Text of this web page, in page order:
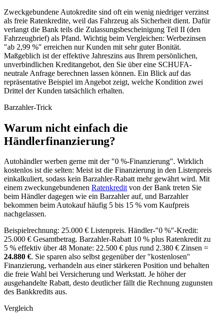
Zweckgebundene Autokredite sind oft ein wenig niedriger verzinst
als freie Ratenkredite, weil das Fahrzeug als Sicherheit dient. Dafür
verlangt die Bank teils die Zulassungsbescheinigung Teil II (den
Fahrzeugbrief) als Pfand. Wichtig beim Vergleichen: Werbezinsen
"ab 2,99 %" erreichen nur Kunden mit sehr guter Bonität.
Maßgeblich ist der effektive Jahreszins aus Ihrem persönlichen,
unverbindlichen Kreditangebot, den Sie über eine SCHUFA-
neutrale Anfrage berechnen lassen können. Ein Blick auf das
repräsentative Beispiel im Angebot zeigt, welche Kondition zwei
Drittel der Kunden tatsächlich erhalten.
Barzahler-Trick
Warum nicht einfach die
Händlerfinanzierung?
Autohändler werben gerne mit der "0 %-Finanzierung". Wirklich
kostenlos ist die selten: Meist ist die Finanzierung in den Listenpreis
einkalkuliert, sodass kein Barzahler-Rabatt mehr gewährt wird. Mit
einem zweckungebundenen Ratenkreditvon der Bank treten Sie
beim Händler dagegen wie ein Barzahler auf, und Barzahler
bekommen beim Autokauf häufig 5 bis 15 % vom Kaufpreis
nachgelassen.
Beispielrechnung: 25.000 € Listenpreis. Händler-"0 %"-Kredit:
25.000 € Gesamtbetrag. Barzahler-Rabatt 10 % plus Ratenkredit zu
5 % effektiv über 48 Monate: 22.500 € plus rund 2.380 € Zinsen =
24.880 €. Sie sparen also selbst gegenüber der "kostenlosen"
Finanzierung, verhandeln aus einer stärkeren Position und behalten
die freie Wahl bei Versicherung und Werkstatt. Je höher der
ausgehandelte Rabatt, desto deutlicher fällt die Rechnung zugunsten
des Bankkredits aus.
Vergleich